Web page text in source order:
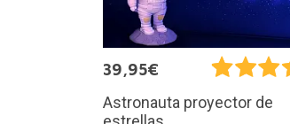
39,95€
Astronauta proyector de